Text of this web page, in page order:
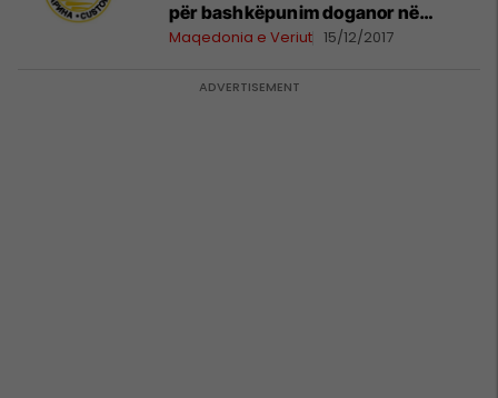
për bashkëpunim doganor në
Organizatën botërore doganore
Maqedonia e Veriut 15/12/2017